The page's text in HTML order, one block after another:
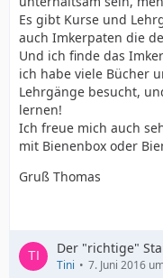
Es gibt Kurse und
auch Imkerpaten die
Und ich finde das
ich habe viele Bücher
Lehrgänge besucht,
lernen!
Ich freue mich auch
mit Bienenbox oder
Gruß Thomas
Der "richtige"
Tini 7. Juni 2016